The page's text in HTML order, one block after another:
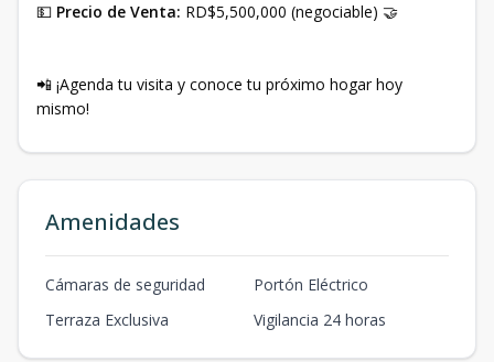
💵 Precio de Venta: RD$5,500,000 (negociable) 🤝
📲 ¡Agenda tu visita y conoce tu próximo hogar hoy
mismo!
Amenidades
Cámaras de seguridad
Portón Eléctrico
Terraza Exclusiva
Vigilancia 24 horas